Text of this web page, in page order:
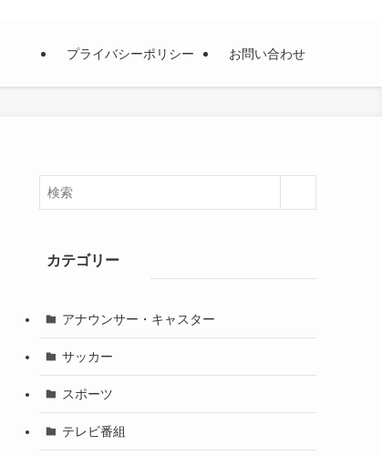
プライバシーポリシー お問い合わせ
カテゴリー
アナウンサー・キャスター
サッカー
スポーツ
テレビ番組